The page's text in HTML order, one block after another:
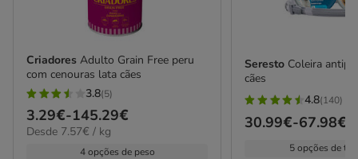
Criadores Adulto Grain Free peru
com cenouras lata cães
3.8
estrelas
com
3.8(5)
Preço
de
3.29€-145.29€
7.57€
Desde 7.57€ / kg
4 opções de peso
Seresto Coleira
cães
4.8
estrelas
4.8(140)
Preço
30.99€-67.98€
5 opções de